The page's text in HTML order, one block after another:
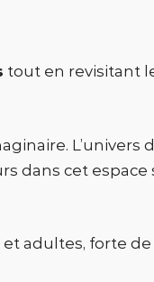
tout en revisitant
L’univers
dans cet espace
adultes, forte